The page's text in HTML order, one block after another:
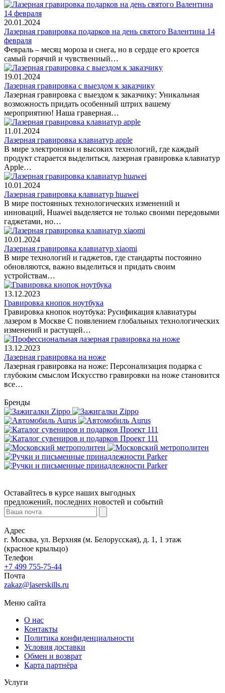
20.01.2024
Лазерная гравировка подарков на день святого Валентина 14
февраля
Февраль – месяц мороза и снега, но в сердце его кроется
самый горячий и чувственный…
19.01.2024
Лазерная гравировка с выездом к заказчику
Лазерная гравировка с выездом к заказчику: Уникальная
возможность придать особенный штрих вашему
мероприятию! Наша граверная…
11.01.2024
Лазерная гравировка клавиатур apple
В мире электроники и высоких технологий, где каждый
продукт старается выделиться, лазерная гравировка клавиатур
Apple…
10.01.2024
Лазерная гравировка клавиатур huawei
В мире постоянных технологических изменений и
инноваций, Huawei выделяется не только своими передовыми
гаджетами, но…
10.01.2024
Лазерная гравировка клавиатур xiaomi
В мире технологий и гаджетов, где стандарты постоянно
обновляются, важно выделиться и придать своим
устройствам…
13.12.2023
Гравировка кнопок ноутбука
Гравировка кнопок ноутбука: Русификация клавиатуры
лазером в Москве С появлением глобальных технологических
изменений и растущей…
13.12.2023
Лазерная гравировка на ноже
Лазерная гравировка на ноже: Персонализация подарка с
глубоким смыслом Искусство гравировки на ноже становится
все…
Бренды
Оставайтесь в курсе наших выгодных
предложений, последних новостей и событий
Адрес
г. Москва, ул. Верхняя (м. Белорусская), д. 1, 1 этаж
(красное крыльцо)
Телефон
+7 499 755-75-44
Почта
zakaz@laserskills.ru
Меню сайта
О нас
Контакты
Политика конфиденциальности
Условия доставки
Обмен и возврат
Карта партнёра
Услуги